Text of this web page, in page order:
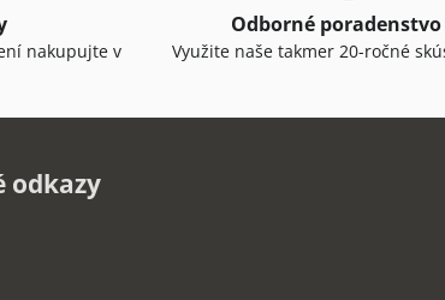
nakupujte v
Odborné poradenstvo
Využite naše takmer 20-ročné
odkazy